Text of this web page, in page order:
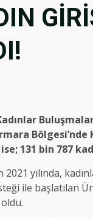
Bölgesi’nde
131 bin 787
yılında,
ile başlatılan